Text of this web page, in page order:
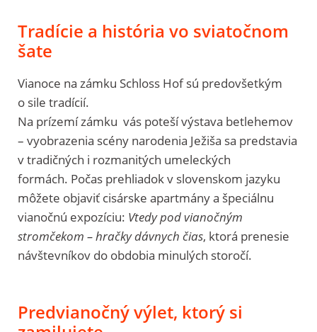
Tradície a história vo sviatočnom
šate
Vianoce na zámku Schloss Hof sú predovšetkým
o sile tradícií.
Na prízemí zámku vás poteší výstava betlehemov
– vyobrazenia scény narodenia Ježiša sa predstavia
v tradičných i rozmanitých umeleckých
formách. Počas prehliadok v slovenskom jazyku
môžete objaviť cisárske apartmány a špeciálnu
vianočnú expozíciu: Vtedy pod vianočným
stromčekom – hračky dávnych čias, ktorá prenesie
návštevníkov do obdobia minulých storočí.
Predvianočný výlet, ktorý si